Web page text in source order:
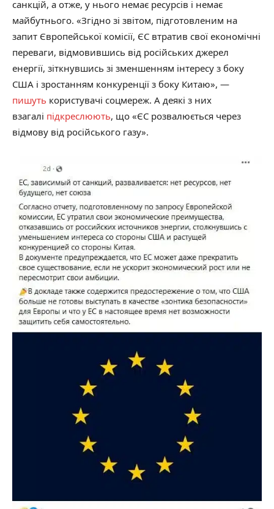
санкцій, а отже, у нього немає ресурсів і немає
майбутнього. «Згідно зі звітом, підготовленим на
запит Європейської комісії, ЄС втратив свої економічні
переваги, відмовившись від російських джерел
енергії, зіткнувшись зі зменшенням інтересу з боку
США і зростанням конкуренції з боку Китаю», —
пишуть користувачі соцмереж. А деякі з них
взагалі підкреслюють, що «ЄС розвалюється через
відмову від російського газу».